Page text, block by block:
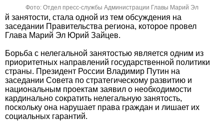
Фото: Отдел пресс-службы Администрации Главы Марий Эл
й занятости, стала одной из тем обсуждения на
заседании Правительства региона, которое провел
Глава Марий Эл Юрий Зайцев.
Борьба с нелегальной занятостью является одним из
приоритетных направлений государственной политики
страны. Президент России Владимир Путин на
заседании Совета по стратегическому развитию и
национальным проектам заявил о необходимости
кардинально сократить нелегальную занятость,
поскольку она нарушает права граждан и лишает их
социальных гарантий.